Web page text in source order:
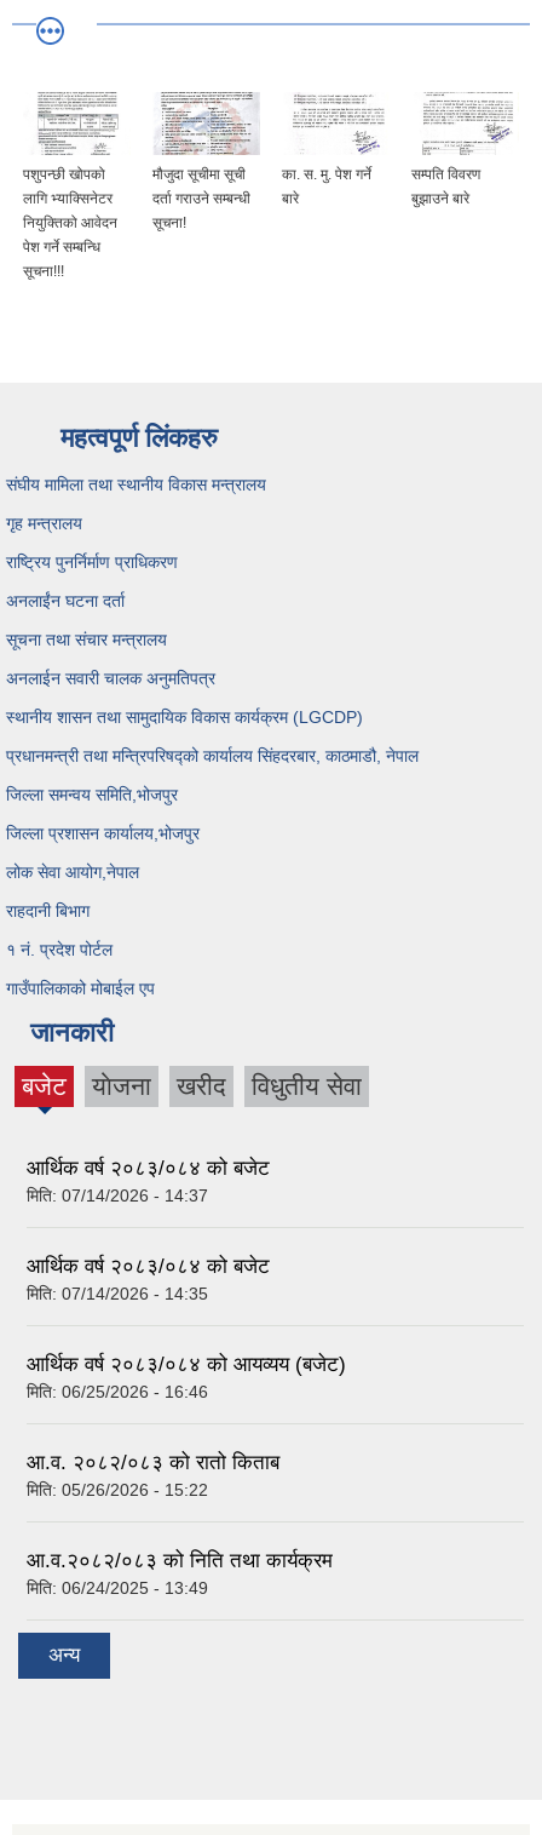
पशुपन्छी खोपको
लागि भ्याक्सिनेटर
नियुक्तिको आवेदन
पेश गर्ने सम्बन्धि
सूचना!!!
मौजुदा सूचीमा सूची
दर्ता गराउने सम्बन्धी
सूचना!
का. स. मु. पेश गर्ने
बारे
सम्पति विवरण
बुझाउने बारे
महत्वपूर्ण लिंकहरु
संघीय मामिला तथा स्थानीय विकास मन्त्रालय
गृह मन्त्रालय
राष्ट्रिय पुनर्निर्माण प्राधिकरण
अनलाईंन घटना दर्ता
सूचना तथा संचार मन्त्रालय
अनलाईन सवारी चालक अनुमतिपत्र
स्थानीय शासन तथा सामुदायिक विकास कार्यक्रम (LGCDP)
प्रधानमन्त्री तथा मन्त्रिपरिषद्को कार्यालय सिंहदरबार, काठमाडौ, नेपाल
जिल्ला समन्वय समिति,भोजपुर
जिल्ला प्रशासन कार्यालय,भोजपुर
लोक सेवा आयोग,नेपाल
राहदानी बिभाग
१ नं. प्रदेश पोर्टल
गाउँपालिकाको मोबाईल एप
जानकारी
बजेट
(active
याेजना खरीद विधुतीय सेवा
आर्थिक वर्ष २०८३/०८४ को बजेट
मिति: 07/14/2026 - 14:37
आर्थिक वर्ष २०८३/०८४ को बजेट
मिति: 07/14/2026 - 14:35
आर्थिक वर्ष २०८३/०८४ को आयव्यय (बजेट)
मिति: 06/25/2026 - 16:46
आ.व. २०८२/०८३ को रातो किताब
मिति: 05/26/2026 - 15:22
आ.व.२०८२/०८३ को निति तथा कार्यक्रम
मिति: 06/24/2025 - 13:49
अन्य